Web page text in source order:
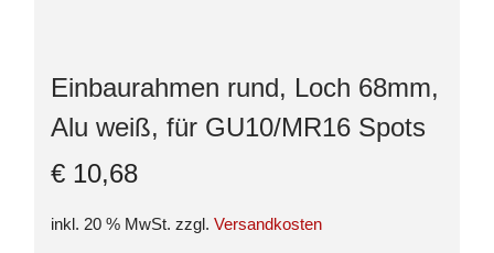
Einbaurahmen rund, Loch 68mm,
Alu weiß, für GU10/MR16 Spots
€ 10,68
inkl. 20 % MwSt. zzgl. Versandkosten